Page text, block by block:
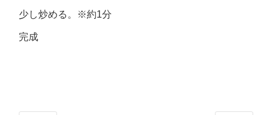
少し炒める。※約1分
完成